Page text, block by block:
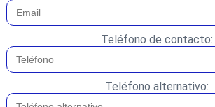
Teléfono de contacto:
Teléfono alternativo: